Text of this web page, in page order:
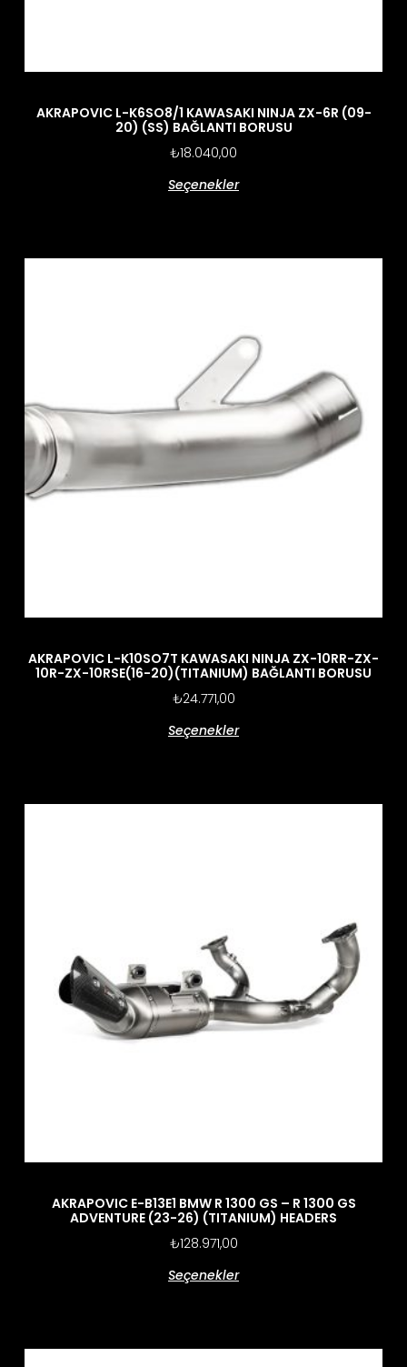
AKRAPOVIC L-K6SO8/1 KAWASAKI NINJA ZX-6R (09-
20) (SS) BAĞLANTI BORUSU
₺18.040,00
Seçenekler
AKRAPOVIC L-K10SO7T KAWASAKI NINJA ZX-10RR-ZX-
10R-ZX-10RSE(16-20)(TITANIUM) BAĞLANTI BORUSU
₺24.771,00
Seçenekler
AKRAPOVIC E-B13E1 BMW R 1300 GS – R 1300 GS
ADVENTURE (23-26) (TITANIUM) HEADERS
₺128.971,00
Seçenekler